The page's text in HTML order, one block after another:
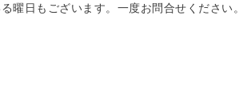
曜日もございます。一度お問合せください。